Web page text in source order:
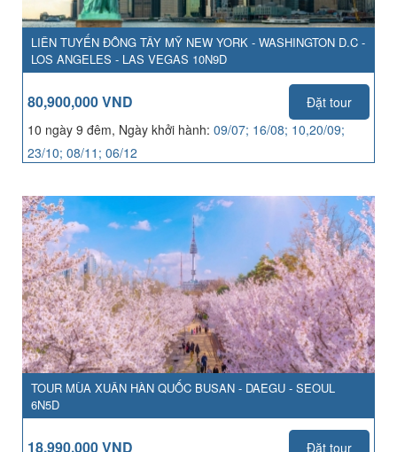
LIÊN TUYẾN ĐÔNG TÂY MỸ NEW YORK - WASHINGTON D.C -
LOS ANGELES - LAS VEGAS 10N9D
80,900,000 VND
Đặt tour
10 ngày 9 đêm, Ngày khởi hành: 09/07; 16/08; 10,20/09;
23/10; 08/11; 06/12
TOUR MÙA XUÂN HÀN QUỐC BUSAN - DAEGU - SEOUL
6N5D
18,990,000 VND
Đặt tour